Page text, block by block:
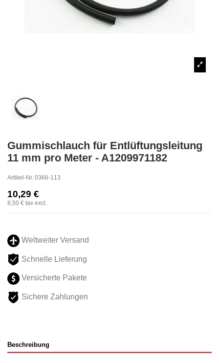
Gummischlauch für Entlüftungsleitung
11 mm pro Meter - A1209971182
Artikel-Nr. 0366-113
10,29 €
8,50 € tax excl.
Weltweiter Versand
Schnelle Lieferung
Versicherte Pakete
Sichere Zahlungen
Beschreibung